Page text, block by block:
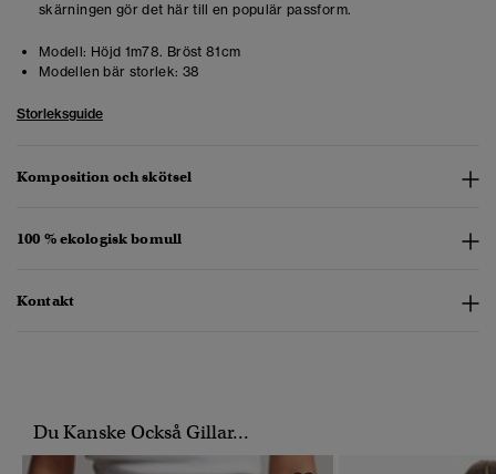
skärningen gör det här till en populär passform.
Modell: Höjd 1m78. Bröst 81cm
Modellen bär storlek: 38
Storleksguide
Komposition och skötsel
100 % ekologisk bomull
Kontakt
Du Kanske Också Gillar...